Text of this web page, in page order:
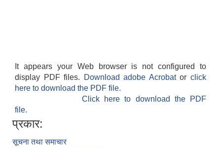
It appears your Web browser is not configured to
display PDF files.
Download adobe Acrobatorclick
here to download the PDF file.
Click here to download the PDF
file.
प्रकार:
सूचना तथा समाचार